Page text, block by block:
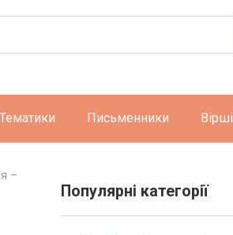
Тематики Письменники Вірші
–
Популярні категорії